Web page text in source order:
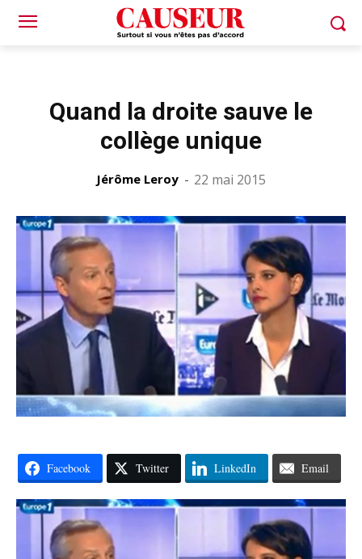
Quand la droite sauve le
collège unique
Jérôme Leroy - 22 mai 2015
Facebook Twitter LinkedIn Email